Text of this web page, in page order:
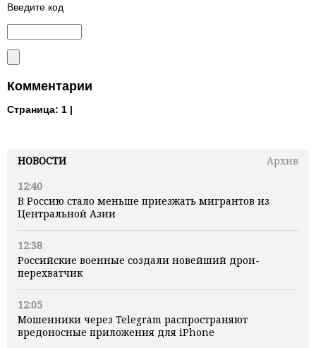
НОВОСТИ
Архив
12:40
В Россию стало меньше приезжать мигрантов из
Центральной Азии
12:38
Российские военные создали новейший дрон-
перехватчик
12:05
Мошенники через Telegram распространяют
вредоносные приложения для iPhone
Введите код
Комментарии
Страница: 1 |